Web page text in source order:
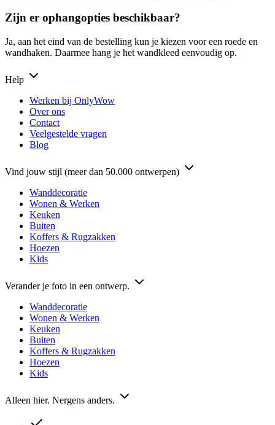
Zijn er ophangopties beschikbaar?
Ja, aan het eind van de bestelling kun je kiezen voor een roede en
wandhaken. Daarmee hang je het wandkleed eenvoudig op.
Help
Werken bij OnlyWow
Over ons
Contact
Veelgestelde vragen
Blog
Vind jouw stijl (meer dan 50.000 ontwerpen)
Wanddecoratie
Wonen & Werken
Keuken
Buiten
Koffers & Rugzakken
Hoezen
Kids
Verander je foto in een ontwerp.
Wanddecoratie
Wonen & Werken
Keuken
Buiten
Koffers & Rugzakken
Hoezen
Kids
Alleen hier. Nergens anders.